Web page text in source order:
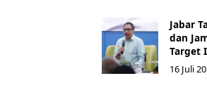
Jabar
dan
Target
16 Juli